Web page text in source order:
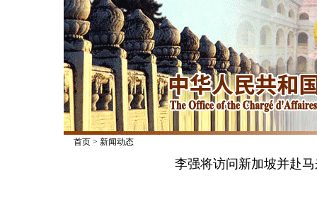
首页> 新闻动态
李强将访问新加坡并赴